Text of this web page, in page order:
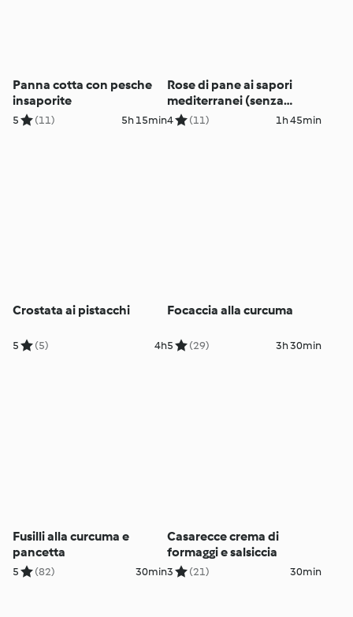
Panna cotta con pesche
insaporite
5 (11) 5h 15min
Rose di pane ai sapori
mediterranei (senza
glutine)
4 (11) 1h 45min
Crostata ai pistacchi
5 (5) 4h
Focaccia alla curcuma
5 (29) 3h 30min
Fusilli alla curcuma e
pancetta
5 (82) 30min
Casarecce crema di
formaggi e salsiccia
3 (21) 30min